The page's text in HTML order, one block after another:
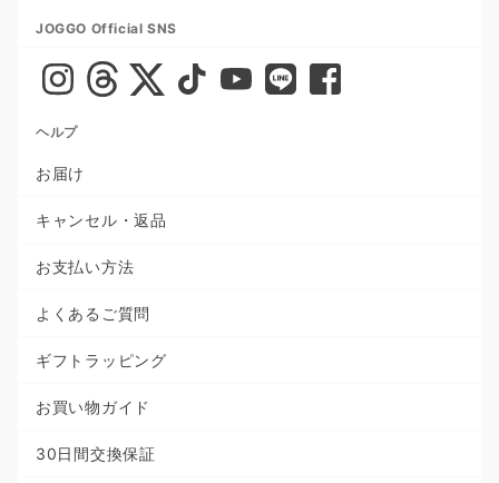
JOGGO Official SNS
ヘルプ
お届け
キャンセル・返品
お支払い方法
よくあるご質問
ギフトラッピング
お買い物ガイド
30日間交換保証